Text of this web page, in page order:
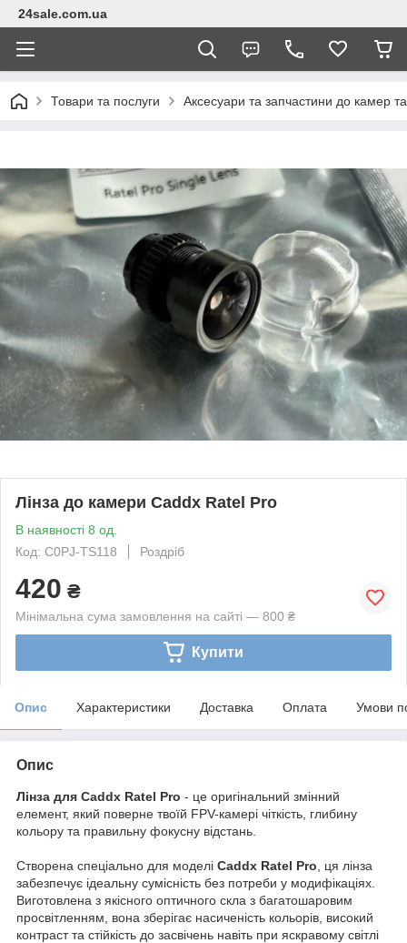
24sale.com.ua
Товари та послуги Аксесуари та запчастини до камер
Лінза до камери Caddx Ratel Pro
В наявності 8 од.
Код: C0PJ-TS118
Роздріб
420 ₴
Мінімальна сума замовлення на сайті — 800 ₴
Купити
Опис Характеристики Доставка Оплата Умови
Опис
Лінза для Caddx Ratel Pro - це оригінальний змінний
елемент, який поверне твоїй FPV-камері чіткість, глибину
кольору та правильну фокусну відстань.
Створена спеціально для моделі Caddx Ratel Pro , ця лінза
забезпечує ідеальну сумісність без потреби у модифікаціях.
Виготовлена з якісного оптичного скла з багатошаровим
просвітленням, вона зберігає насиченість кольорів, високий
контраст та стійкість до засвічень навіть при яскравому світлі